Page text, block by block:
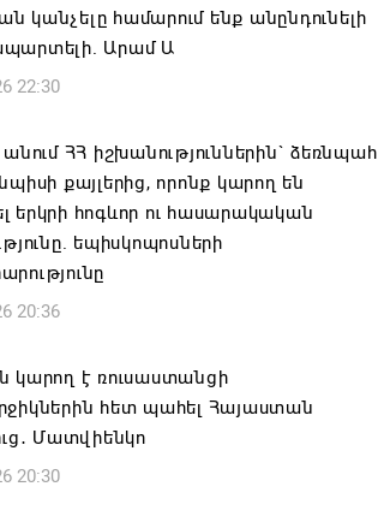
կանչելը համարում ենք անընդունելի
Արամ Ա
22:30
անում ՀՀ իշխանություններին` ձեռնպահ
քայլերից, որոնք կարող են
երկրի հոգևոր ու հասարակական
եպիսկոպոսների
20:36
կարող է ռուսաստանցի
հետ պահել Հայաստան
Մատվիենկո
20:30